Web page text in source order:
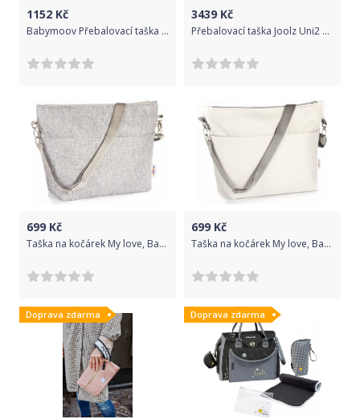
1152 Kč
Babymoov Přebalovací taška Baby Style - Nature
3439 Kč
Přebalovací taška Joolz Uni2 Classic Blue
699 Kč
Taška na kočárek My love, Baby Nellys - sv. šedá
699 Kč
Taška na kočárek My love, Baby Nellys - bílá
Doprava zdarma Doprava zdarma